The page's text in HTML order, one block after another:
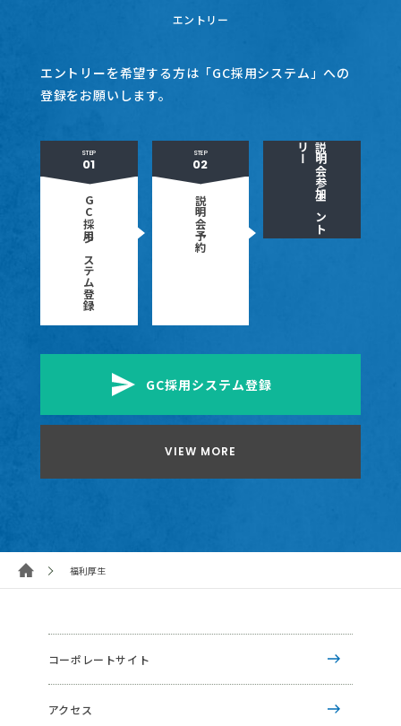
エントリー
エントリーを希望する方は「GC採用システム」への
登録をお願いします。
STEP
GC採用
システム登録
STEP
説明会予約
説明会参加
エ
ン
ト
リ
ー
GC採用システム登録
VIEW MORE
福利厚生
コーポレートサイト
アクセス